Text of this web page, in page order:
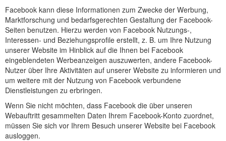
Facebook kann diese Informationen zum Zwecke der Werbung,
Marktforschung und bedarfsgerechten Gestaltung der Facebook-
Seiten benutzen. Hierzu werden von Facebook Nutzungs-,
Interessen- und Beziehungsprofile erstellt, z. B. um Ihre Nutzung
unserer Website im Hinblick auf die Ihnen bei Facebook
eingeblendeten Werbeanzeigen auszuwerten, andere Facebook-
Nutzer über Ihre Aktivitäten auf unserer Website zu informieren und
um weitere mit der Nutzung von Facebook verbundene
Dienstleistungen zu erbringen.
Wenn Sie nicht möchten, dass Facebook die über unseren
Webauftritt gesammelten Daten Ihrem Facebook-Konto zuordnet,
müssen Sie sich vor Ihrem Besuch unserer Website bei Facebook
ausloggen.